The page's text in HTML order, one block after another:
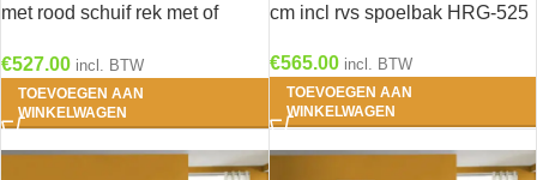
met rood schuif rek met of
spoelbak KT156-9-365
€527.00 incl. BTW
TOEVOEGEN AAN
WINKELWAGEN
cm incl rvs spoelbak HRG-525
€565.00 incl. BTW
TOEVOEGEN AAN
WINKELWAGEN